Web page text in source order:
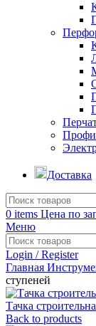
Доставка
0 items Цена по
Меню
Login / Register
Главная
ступеней
Тачка
Back to products